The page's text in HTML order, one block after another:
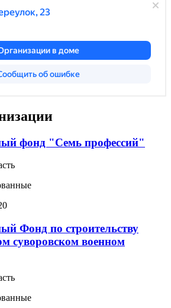
фонд "Семь профессий"
Фонд по строительству
суворовском военном